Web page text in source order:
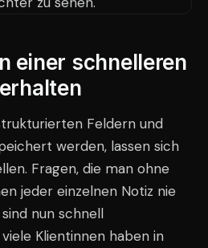
einer schnelleren
Feldern und
werden, lassen sich
Fragen, die man ohne
jeder einzelnen Notiz nie
nun schnell
Klientinnen haben in